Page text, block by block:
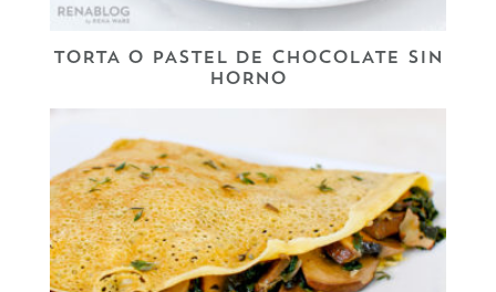
TORTA O PASTEL DE CHOCOLATE SIN
HORNO